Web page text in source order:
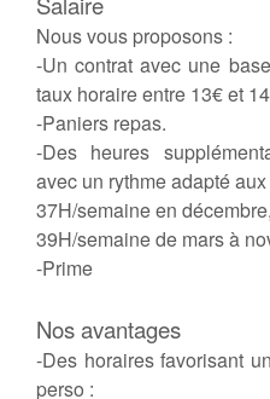
Nous vous proposons :
-Un contrat avec une
taux horaire entre 13€ et
-Paniers repas.
-Des heures
avec un rythme adapté
37H/semaine en
39H/semaine de mars à
-Prime
Nos avantages
-Des horaires favorisant
perso :